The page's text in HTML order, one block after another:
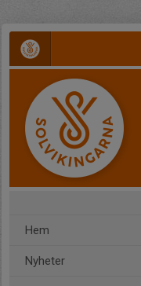
Hem
Nyheter